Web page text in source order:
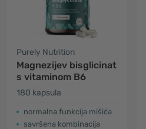
Purely Nutrition
Magnezijev bisglicinat
s vitaminom B6
180 kapsula
normalna funkcija mišića
savršena kombinacija